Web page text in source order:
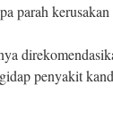
parah
penyakit